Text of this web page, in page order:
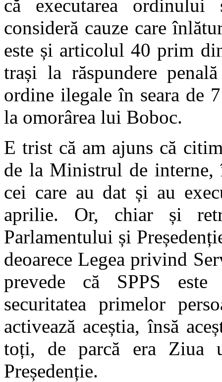
că executarea ordinului
consideră cauze care
este și articolul 40 prim
trași la răspundere
ordine ilegale în seara de
la omorârea lui Boboc.
E trist că am ajuns că
de la Ministrul de interne,
cei care au dat și au
aprilie. Or, chiar și
Parlamentului și
deoarece Legea privind
prevede că SPPS este
securitatea primelor
activează aceștia, însă
toți, de parcă era Ziua
Președenție.